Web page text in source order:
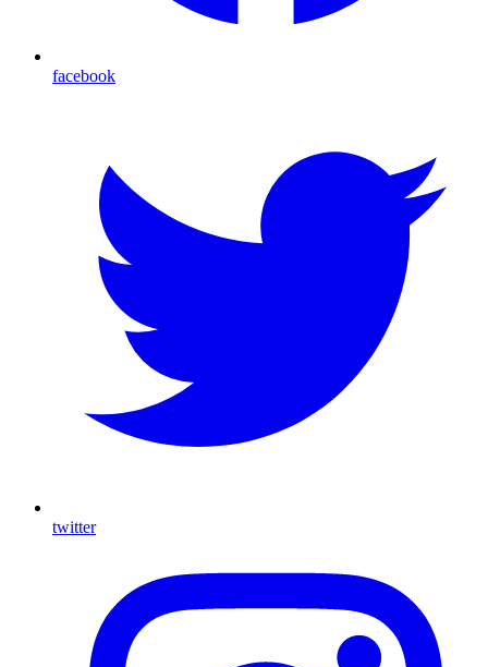
facebook
twitter